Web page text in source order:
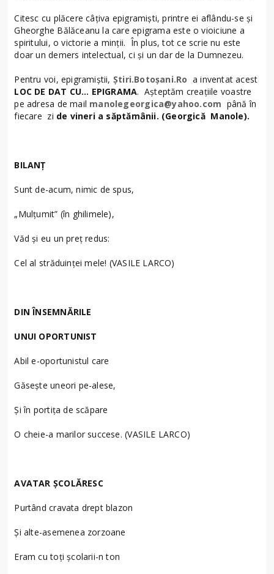
Citesc cu plăcere câţiva epigramişti, printre ei aflându-se şi
Gheorghe Bălăceanu la care epigrama este o vioiciune a
spiritului, o victorie a minţii. În plus, tot ce scrie nu este
doar un demers intelectual, ci şi un dar de la Dumnezeu.
Pentru voi, epigramiştii, Ştiri.Botoșani.Ro a inventat acest
LOC DE DAT CU… EPIGRAMA. Aşteptăm creaţiile voastre
pe adresa de mail manolegeorgica@yahoo.com până în
fiecare zi de vineri a săptămânii. (Georgică Manole).
BILANŢ
Sunt de-acum, nimic de spus,
„Mulţumit” (în ghilimele),
Văd şi eu un preţ redus:
Cel al străduinţei mele! (VASILE LARCO)
DIN ÎNSEMNĂRILE
UNUI OPORTUNIST
Abil e-oportunistul care
Găseşte uneori pe-alese,
Şi în portiţa de scăpare
O cheie-a marilor succese. (VASILE LARCO)
AVATAR ŞCOLĂRESC
Purtând cravata drept blazon
Şi alte-asemenea zorzoane
Eram cu toţi şcolarii-n ton